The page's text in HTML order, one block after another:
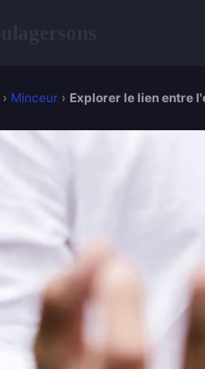
› Minceur › Explorer le lien entre